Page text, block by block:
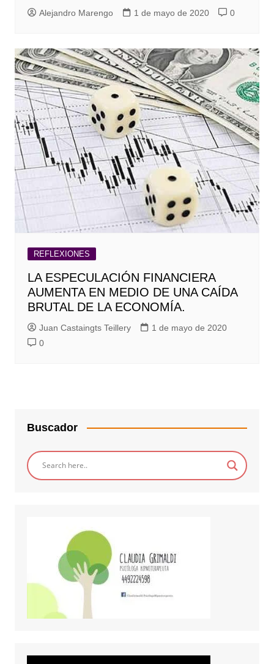
Alejandro Marengo 1 de mayo de 2020 0
REFLEXIONES
LA ESPECULACIÓN FINANCIERA
AUMENTA EN MEDIO DE UNA CAÍDA
BRUTAL DE LA ECONOMÍA.
Juan Castaingts Teillery
1 de mayo de 2020
0
Buscador